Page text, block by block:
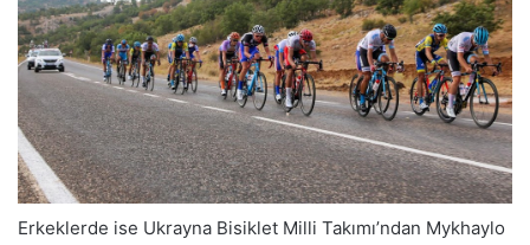
Erkeklerde ise Ukrayna Bisiklet Milli Takımı’ndan Mykhaylo